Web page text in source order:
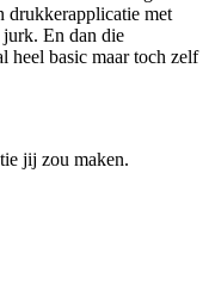
drukkerapplicatie met
En dan die
heel basic maar toch zelf
jij zou maken.